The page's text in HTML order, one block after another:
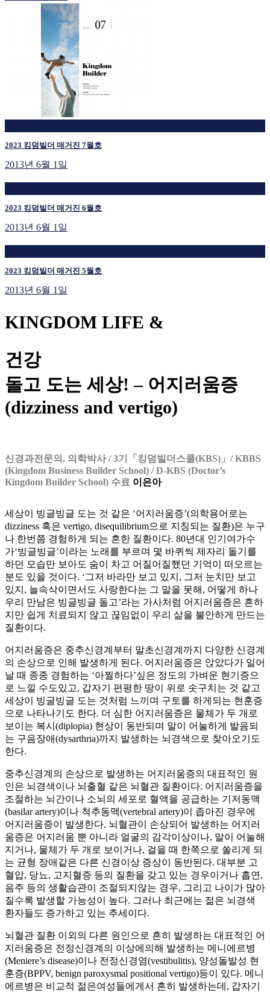
2023 킹덤빌더 매거진 7월호
2013년 6월 1일
2023 킹덤빌더 매거진 6월호
2013년 6월 1일
2023 킹덤빌더 매거진 5월호
2013년 6월 1일
KINGDOM LIFE &
건강
돌고 도는 세상! – 어지러움증
(dizziness and vertigo)
신경과전문의, 의학박사 / 3기「킹덤빌더스쿨(KBS)」/ KBBS
(Kingdom Business Builder School) / D-KBS (Doctor’s
Kingdom Builder School) 수료 이은아
세상이 빙글빙글 도는 것 같은 ‘어지러움증’(의학용어로는
dizziness 혹은 vertigo, disequilibrium으로 지칭되는 질환)은 누구
나 한번쯤 경험하게 되는 흔한 질환이다. 80년대 인기여가수
가‘빙글빙글’이라는 노래를 부르며 몇 바퀴씩 제자리 돌기를
하던 모습만 보아도 숨이 차고 어질어질했던 기억이 떠오르는
분도 있을 것이다. ‘그저 바라만 보고 있지, 그저 눈치만 보고
있지, 늘속삭이면서도 사랑한다는 그 말을 못해, 어떻게 하나
우리 만남은 빙글빙글 돌고’라는 가사처럼 어지러움증은 흔하
지만 쉽게 치료되지 않고 끊임없이 우리 삶을 불안하게 만드는
질환이다.
어지러움증은 중추신경계부터 말초신경계까지 다양한 신경계
의 손상으로 인해 발생하게 된다. 어지러움증은 앉았다가 일어
날 때 종종 경험하는 ‘아찔하다’싶은 정도의 가벼운 현기증으
로 느낄 수도있고, 갑자기 편평한 땅이 위로 솟구치는 것 같고
세상이 빙글빙글 도는 것처럼 느끼며 구토를 하게되는 현훈증
으로 나타나기도 한다. 더 심한 어지러움증은 물체가 두 개로
보이는 복시(diplopia) 현상이 동반되며 말이 어눌하게 발음되
는 구음장애(dysarthria)까지 발생하는 뇌경색으로 찾아오기도
한다.
중추신경계의 손상으로 발생하는 어지러움증의 대표적인 원
인은 뇌경색이나 뇌출혈 같은 뇌혈관 질환이다. 어지러움증을
조절하는 뇌간이나 소뇌의 세포로 혈액을 공급하는 기저동맥
(basilar artery)이나 척추동맥(vertebral artery)이 좁아진 경우에
어지러움증이 발생한다. 뇌혈관이 손상되어 발생하는 어지러
움증은 어지러움 뿐 아니라 얼굴의 감각이상이나, 말이 어눌해
지거나, 물체가 두 개로 보이거나, 걸을 때 한쪽으로 쏠리게 되
는 균형 장애같은 다른 신경이상 증상이 동반된다. 대부분 고
혈압, 당뇨, 고지혈증 등의 질환을 갖고 있는 경우이거나 흡연,
음주 등의 생활습관이 조절되지않는 경우, 그리고 나이가 많아
질수록 발생할 가능성이 높다. 그러나 최근에는 젊은 뇌경색
환자들도 증가하고 있는 추세이다.
뇌혈관 질환 이외의 다른 원인으로 흔히 발생하는 대표적인 어
지러움증은 전정신경계의 이상에의해 발생하는 메니에르병
(Meniere’s disease)이나 전정신경염(vestibulitis), 양성돌발성 현
훈증(BPPV, benign paroxysmal positional vertigo)등이 있다. 메니
에르병은 비교적 젊은여성들에게서 흔히 발생하는데, 갑자기